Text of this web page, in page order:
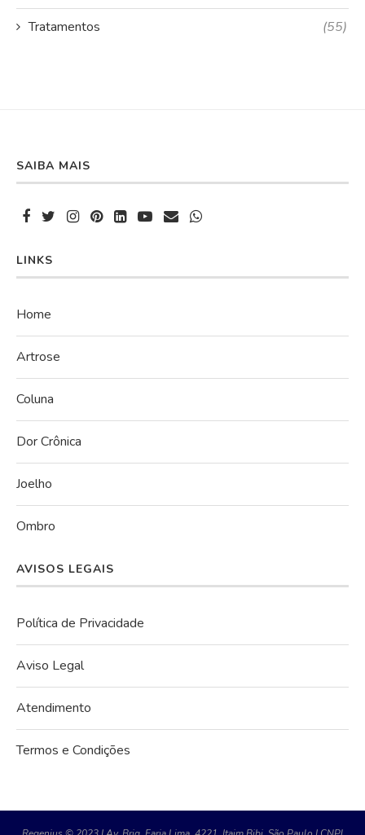
Tratamentos (55)
SAIBA MAIS
LINKS
Home
Artrose
Coluna
Dor Crônica
Joelho
Ombro
AVISOS LEGAIS
Política de Privacidade
Aviso Legal
Atendimento
Termos e Condições